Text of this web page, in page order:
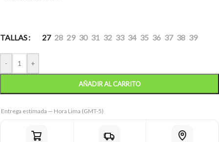
TALLAS 27 28 29 30 31 32 33 34 35 36 37 38 39
- +
AÑADIR AL CARRITO
Entrega estimada — Hora Lima (GMT-5)